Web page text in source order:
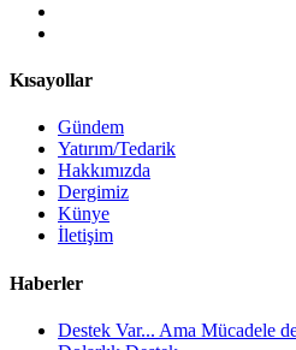
Kısayollar
Gündem
Yatırım/Tedarik
Hakkımızda
Dergimiz
Künye
İletişim
Haberler
Destek Var... Ama Mücadele